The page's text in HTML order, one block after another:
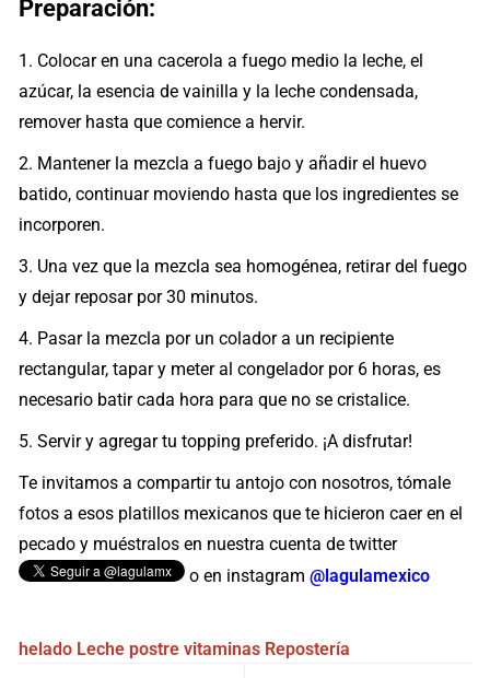
Preparación:
1. Colocar en una cacerola a fuego medio la leche, el
azúcar, la esencia de vainilla y la leche condensada,
remover hasta que comience a hervir.
2. Mantener la mezcla a fuego bajo y añadir el huevo
batido, continuar moviendo hasta que los ingredientes se
incorporen.
3. Una vez que la mezcla sea homogénea, retirar del fuego
y dejar reposar por 30 minutos.
4. Pasar la mezcla por un colador a un recipiente
rectangular, tapar y meter al congelador por 6 horas, es
necesario batir cada hora para que no se cristalice.
5. Servir y agregar tu topping preferido. ¡A disfrutar!
Te invitamos a compartir tu antojo con nosotros, tómale
fotos a esos platillos mexicanos que te hicieron caer en el
pecado y muéstralos en nuestra cuenta de twitter
o en instagram@lagulamexico
helado Leche postre vitaminas Repostería